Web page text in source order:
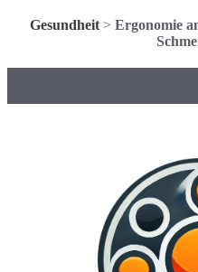
Gesundheit> Ergonomie